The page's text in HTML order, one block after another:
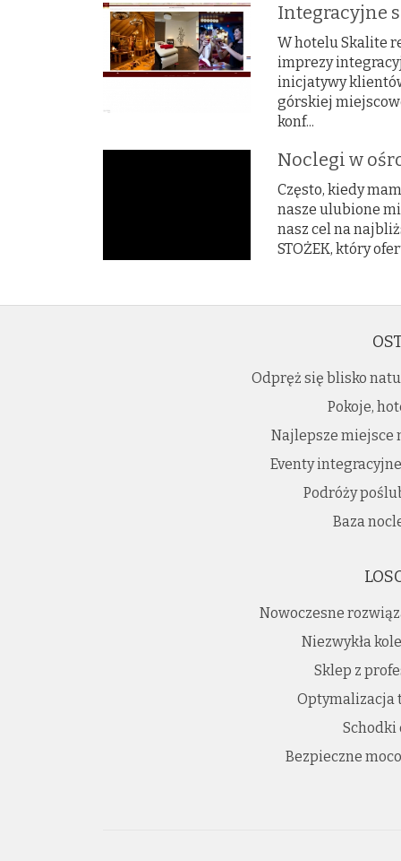
Integracyjne
W hotelu Skalite
imprezy
inicjatywy
górskiej
konf...
Noclegi w
Często, kiedy
nasze ulubione
nasz cel na
STOŻEK, który
Odpręż się blisko
Pokoje,
Najlepsze miejsce
Eventy
Podróży
Baza
Nowoczesne
Niezwykła
Sklep z
Optymalizacja
Schodki
Bezpieczne